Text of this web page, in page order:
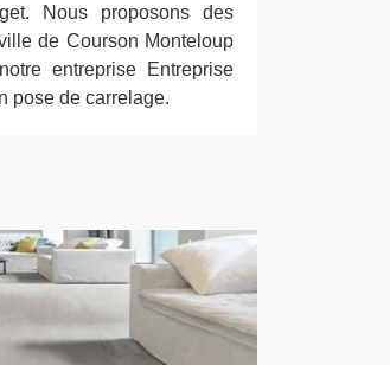
Nous proposons des
de Courson Monteloup
entreprise Entreprise
pose de carrelage.